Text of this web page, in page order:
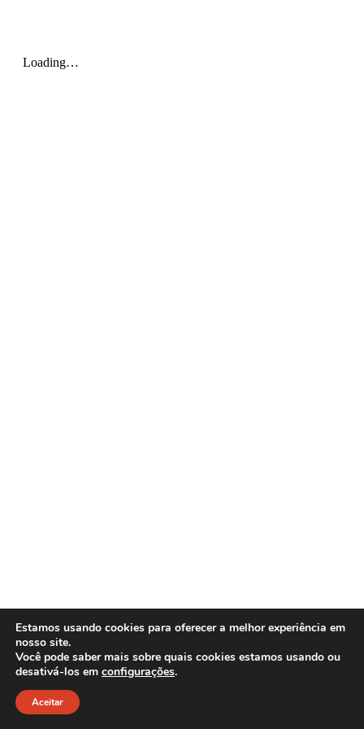
Estamos usando cookies para oferecer a melhor experiência em
nosso site.
Você pode saber mais sobre quais cookies estamos usando ou
desativá-los em configurações.
Aceitar